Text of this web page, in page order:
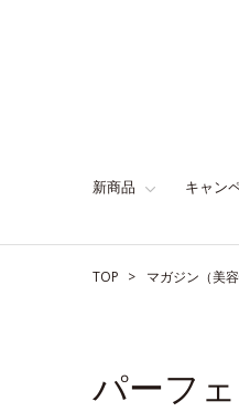
新商品 キャン
TOP マガジン（美
パーフ